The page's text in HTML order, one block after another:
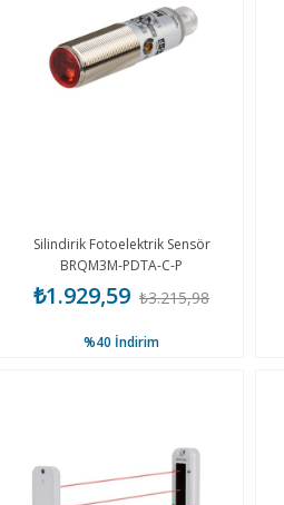
Silindirik Fotoelektrik Sensör
BRQM3M-PDTA-C-P
₺1.929,59 ₺3.215,98
%40 İndirim